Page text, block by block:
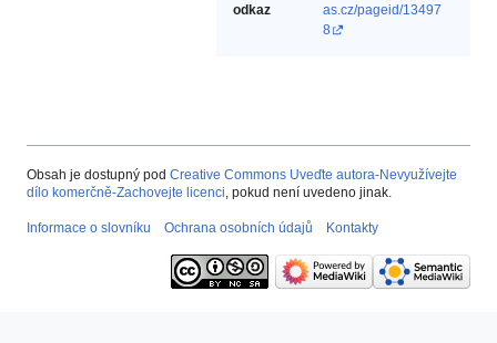
odkaz
as.cz/pageid/13497
8
Obsah je dostupný pod Creative Commons Uveďte autora-Nevyužívejte
dílo komerčně-Zachovejte licenci, pokud není uvedeno jinak.
Informace o slovníku Ochrana osobních údajů Kontakty